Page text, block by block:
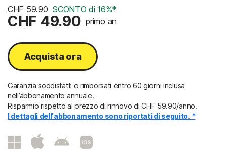
CHF 59.90 SCONTO di 16%*
CHF 49.90 primo an
Acquista ora
Garanzia soddisfatti o rimborsati entro 60 giorni inclusa
nell’abbonamento annuale.
Risparmio rispetto al prezzo di rinnovo di CHF 59.90/anno.
I dettagli dell'abbonamento sono riportati di seguito. *